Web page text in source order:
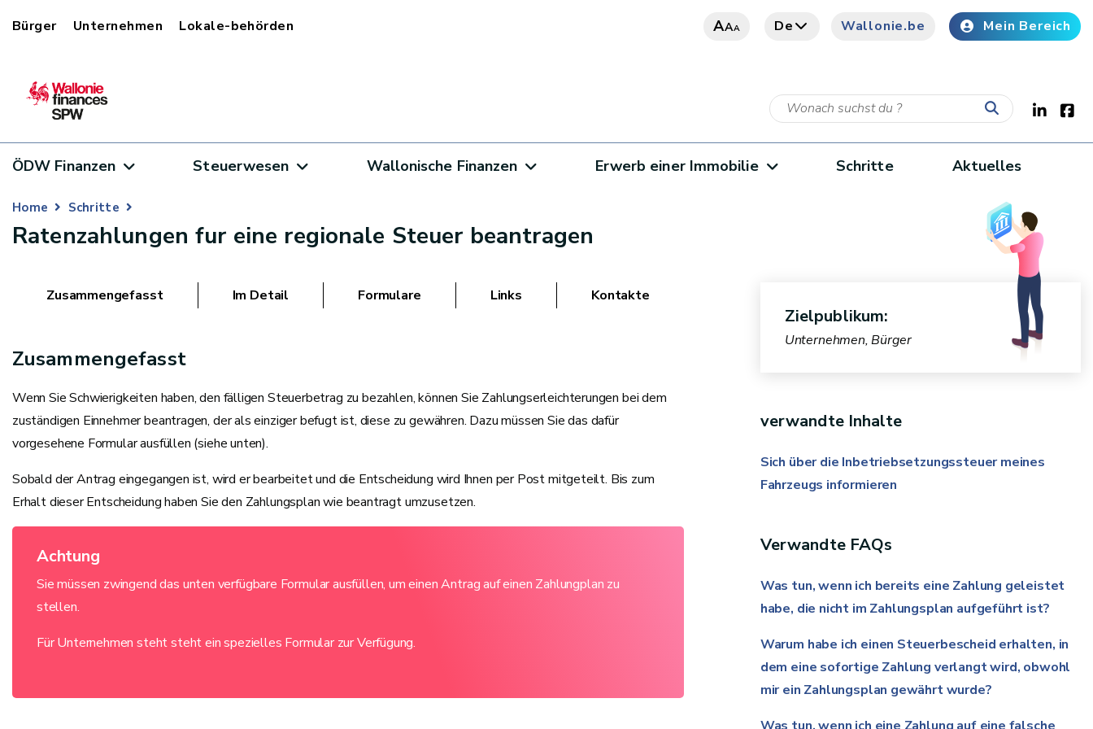
Bürger Unternehmen Lokale-behörden AAA De Wallonie.be Mein Bereich
ÖDW Finanzen Steuerwesen Wallonische Finanzen Erwerb einer Immobilie Schritte Aktuelles
Home Schritte
Ratenzahlungen fur eine regionale Steuer beantragen
Zusammengefasst Im Detail Formulare Links Kontakte
Zusammengefasst
Wenn Sie Schwierigkeiten haben, den fälligen Steuerbetrag zu bezahlen, können Sie Zahlungserleichterungen bei dem
zuständigen Einnehmer beantragen, der als einziger befugt ist, diese zu gewähren. Dazu müssen Sie das dafür
vorgesehene Formular ausfüllen (siehe unten).
Sobald der Antrag eingegangen ist, wird er bearbeitet und die Entscheidung wird Ihnen per Post mitgeteilt. Bis zum
Erhalt dieser Entscheidung haben Sie den Zahlungsplan wie beantragt umzusetzen.
Achtung
Sie müssen zwingend das unten verfügbare Formular ausfüllen, um einen Antrag auf einen Zahlungplan zu
stellen.
Für Unternehmen steht steht ein spezielles Formular zur Verfügung.
Zielpublikum:
Unternehmen, Bürger
verwandte Inhalte
Sich über die Inbetriebsetzungssteuer meines
Fahrzeugs informieren
Verwandte FAQs
Was tun, wenn ich bereits eine Zahlung geleistet
habe, die nicht im Zahlungsplan aufgeführt ist?
Warum habe ich einen Steuerbescheid erhalten, in
dem eine sofortige Zahlung verlangt wird, obwohl
mir ein Zahlungsplan gewährt wurde?